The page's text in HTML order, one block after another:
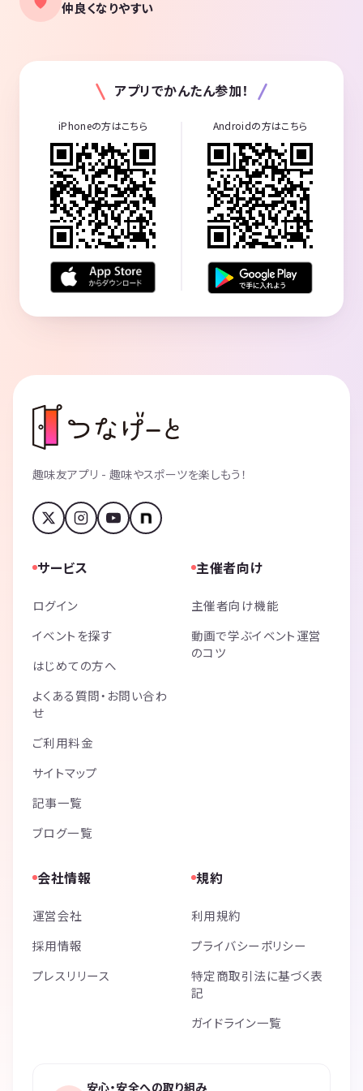
仲良くなりやすい
アプリでかんたん参加！
iPhoneの方はこちら Androidの方はこちら
趣味友アプリ - 趣味やスポーツを楽しもう！
サービス
ログイン
イベントを探す
はじめての方へ
よくある質問・お問い合わ
せ
ご利用料金
サイトマップ
記事一覧
ブログ一覧
主催者向け
主催者向け機能
動画で学ぶイベント運営
のコツ
会社情報
運営会社
採用情報
プレスリリース
規約
利用規約
プライバシーポリシー
特定商取引法に基づく表
記
ガイドライン一覧
安心・安全への取り組み